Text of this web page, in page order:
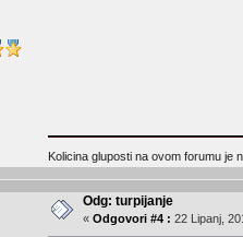
Kolicina gluposti na ovom forumu je
Odg: turpijanje
« Odgovori #4 : 22 Lipanj,